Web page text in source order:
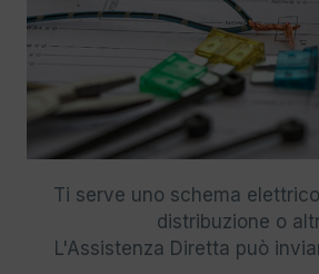
Ti serve uno schema
distribuzione o
L'Assistenza Diretta può